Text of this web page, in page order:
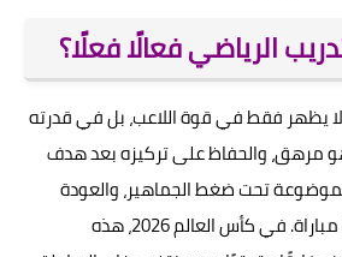
الرياضي فعالًا فعلًا؟
لا يظهر فقط في قوة اللاعب، بل في قدرته
مرهق، والحفاظ على تركيزه بعد هدف
تحت ضغط الجماهير، والعودة
ذهنيًا بسرعة بعد خسارة مباراة. في كأس العالم 2026، هذه